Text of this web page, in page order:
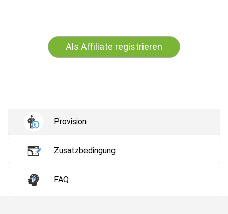
Als Affiliate registrieren
Provision
Zusatzbedingung
FAQ